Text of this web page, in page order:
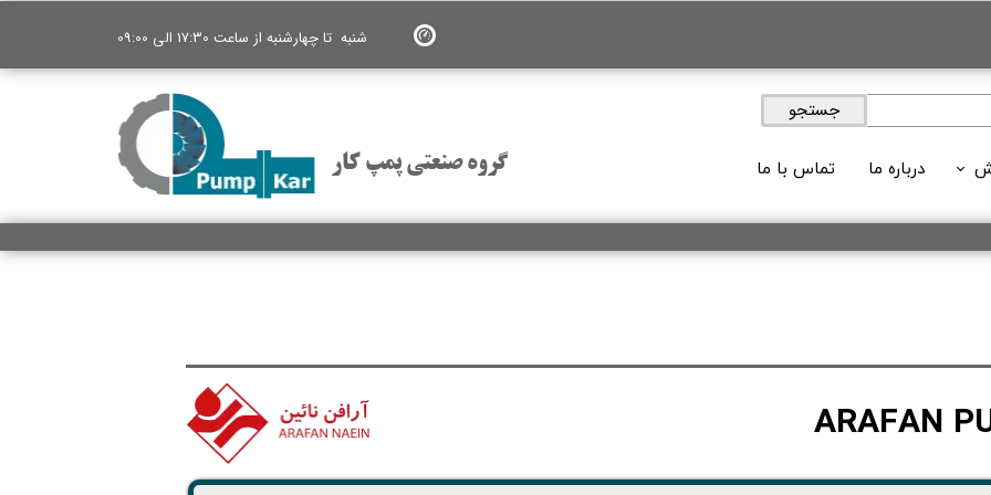
گروه صنعتی پمپ کار
شنبه تا چهارشنبه از ساعت 17:30 الی 09:00
ویدئوها
وبلاگ
درباره ما تماس با ما
جستجو